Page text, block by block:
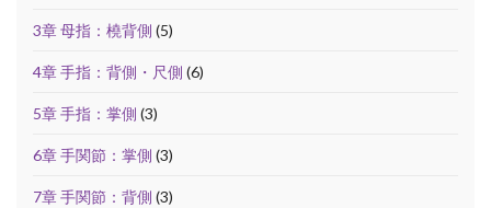
3章 母指：橈背側 (5)
4章 手指：背側・尺側 (6)
5章 手指：掌側 (3)
6章 手関節：掌側 (3)
7章 手関節：背側 (3)